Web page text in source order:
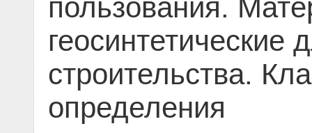
пользования.
геосинтетические
строительства.
определения